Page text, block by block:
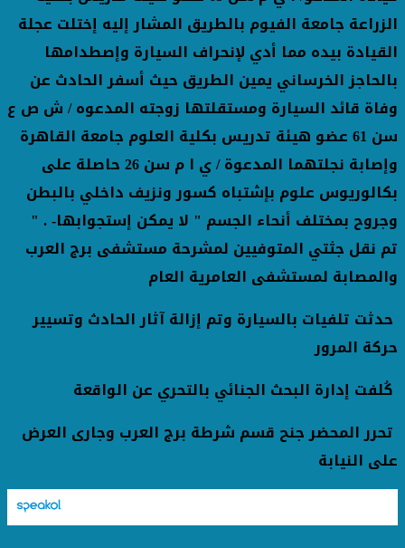
الزراعة جامعة الفيوم بالطريق المشار إليه إختلت عجلة
القيادة بيده مما أدي لإنحراف السيارة وإصطدامها
بالحاجز الخرساني يمين الطريق حيث أسفر الحادث عن
وفاة قائد السيارة ومستقلتها زوجته المدعوه / ش ص ع
سن 61 عضو هيئة تدريس بكلية العلوم جامعة القاهرة
وإصابة نجلتهما المدعوة / ي ا م سن 26 حاصلة على
بكالوريوس علوم بإشتباه كسور ونزيف داخلي بالبطن
وجروح بمختلف أنحاء الجسم " لا يمكن إستجوابها" . -
تم نقل جثتي المتوفيين لمشرحة مستشفى برج العرب
والمصابة لمستشفى العامرية العام
حدثت تلفيات بالسيارة وتم إزالة آثار الحادث وتسيير
حركة المرور
كُلفت إدارة البحث الجنائي بالتحري عن الواقعة
تحرر المحضر جنح قسم شرطة برج العرب وجارى العرض
على النيابة